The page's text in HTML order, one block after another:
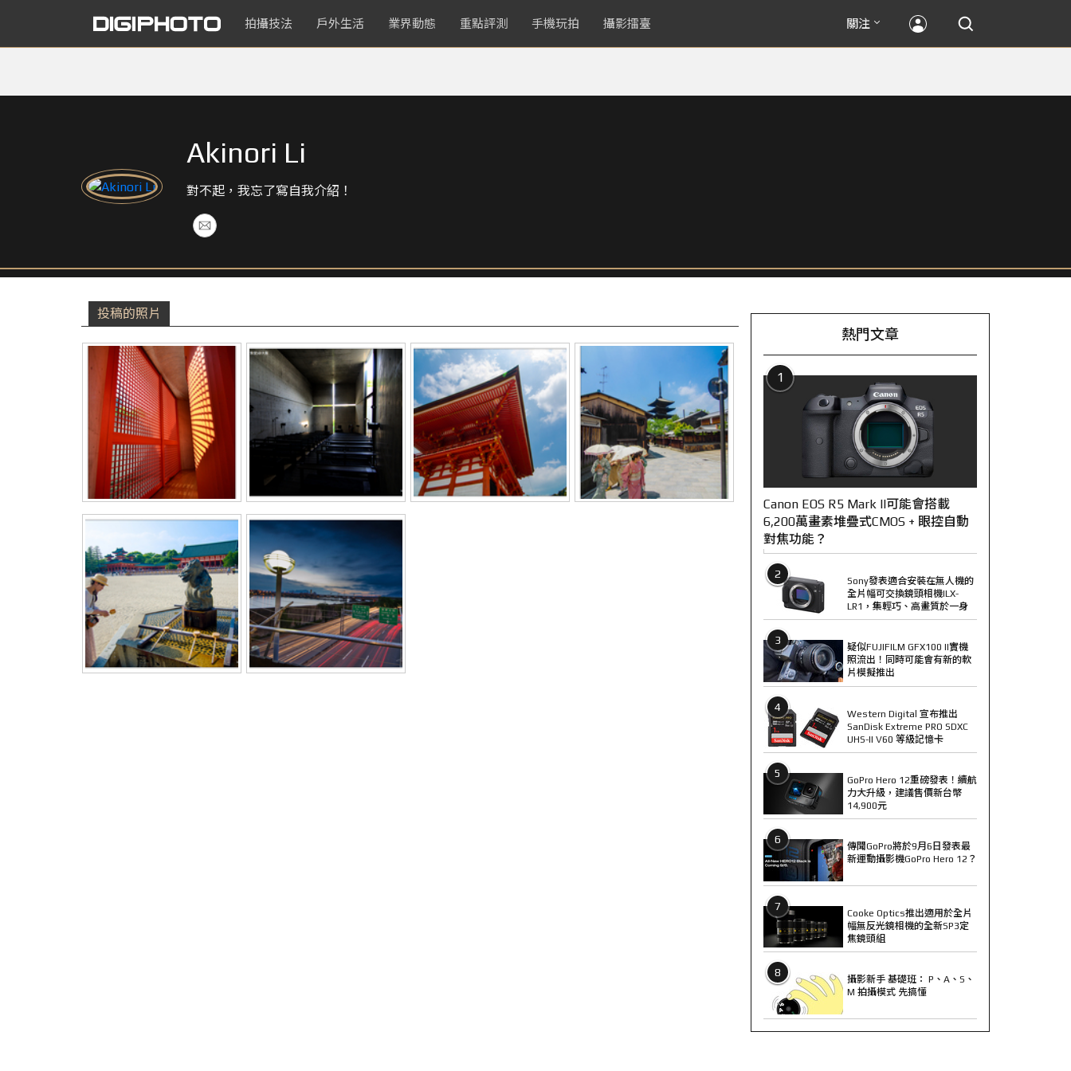
拍攝技法 戶外生活 業界動態 重點評測 手機玩拍 攝影擂臺 關注
Akinori Li
對不起，我忘了寫自我介紹！
投稿的照片
熱門文章
1
Canon EOS R5 Mark II可能會搭載
6,200萬畫素堆疊式CMOS + 眼控自動
對焦功能？
2
Sony發表適合安裝在無人機的
全片幅可交換鏡頭相機ILX-
LR1，集輕巧、高畫質於一身
3
疑似FUJIFILM GFX100 II實機
照流出！同時可能會有新的軟
片模擬推出
4
Western Digital 宣布推出
SanDisk Extreme PRO SDXC
UHS-II V60 等級記憶卡
5
GoPro Hero 12重磅發表！續航
力大升級，建議售價新台幣
14,900元
6
傳聞GoPro將於9月6日發表最
新運動攝影機GoPro Hero 12？
7
Cooke Optics推出適用於全片
幅無反光鏡相機的全新SP3定
焦鏡頭組
8
攝影新手 基礎班： P、A、S、
M 拍攝模式 先搞懂